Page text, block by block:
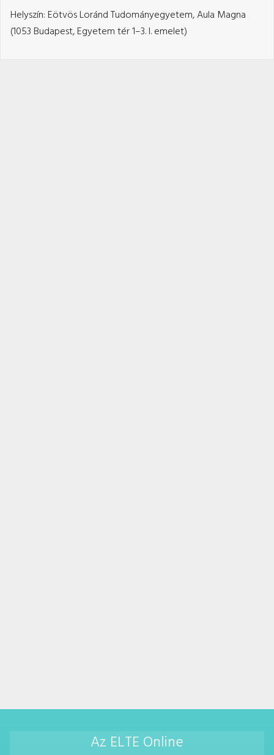
Helyszín: Eötvös Loránd Tudományegyetem, Aula Magna
(1053 Budapest, Egyetem tér 1–3. I. emelet)
Az ELTE Online